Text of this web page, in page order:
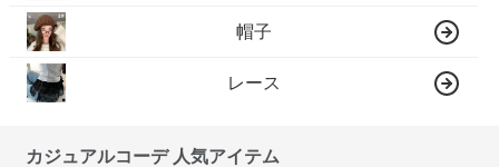
帽子
レース
カジュアルコーデ 人気アイテム